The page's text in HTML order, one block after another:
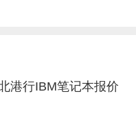
港行IBM笔记本报价